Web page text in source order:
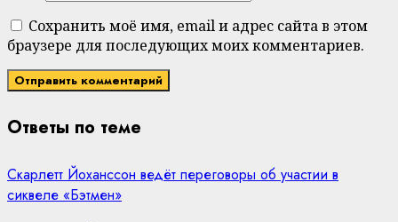
Сохранить моё имя, email и адрес сайта в этом
браузере для последующих моих комментариев.
Ответы по теме
Скарлетт Йоханссон ведёт переговоры об участии в
сиквеле «Бэтмен»